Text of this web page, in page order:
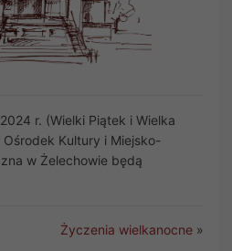
r. (Wielki Piątek i Wielka
Kultury i Miejsko-
w Żelechowie będą
Życzenia wielkanocne »